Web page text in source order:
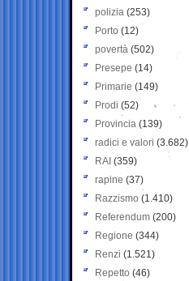
polizia (253)
Porto (12)
povertà (502)
Presepe (14)
Primarie (149)
Prodi (52)
Provincia (139)
radici e valori (3.682)
RAI (359)
rapine (37)
Razzismo (1.410)
Referendum (200)
Regione (344)
Renzi (1.521)
Repetto (46)